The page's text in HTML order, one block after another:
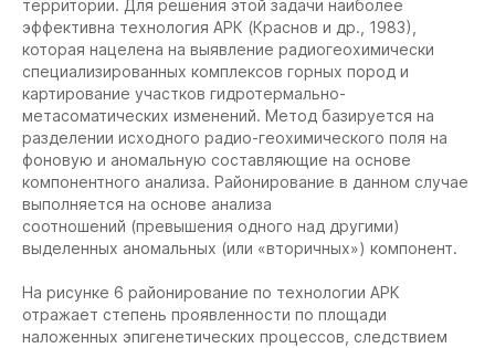
территории. Для решения этой задачи наиболее
эффективна технология АРК (Краснов и др., 1983),
которая нацелена на выявление радиогеохимически
специализированных комплексов горных пород и
картирование участков гидротермально-
метасоматических изменений. Метод базируется на
разделении исходного радио-геохимического поля на
фоновую и аномальную составляющие на основе
компонентного анализа. Районирование в данном случае
выполняется на основе анализа
соотношений (превышения одного над другими)
выделенных аномальных (или «вторичных») компонент.
На рисунке 6 районирование по технологии АРК
отражает степень проявленности по площади
наложенных эпигенетических процессов, следствием